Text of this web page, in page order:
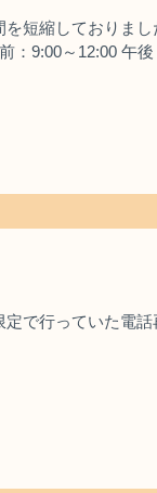
短縮しておりまし
9:00～12:00 午後
で行っていた電話